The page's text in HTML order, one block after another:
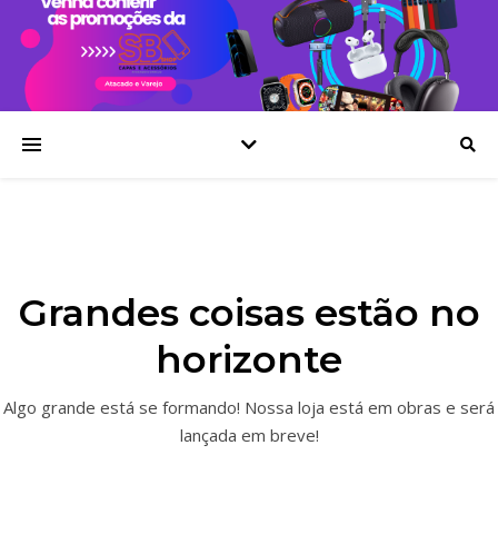
Grandes coisas estão no
horizonte
Algo grande está se formando! Nossa loja está em obras e será
lançada em breve!